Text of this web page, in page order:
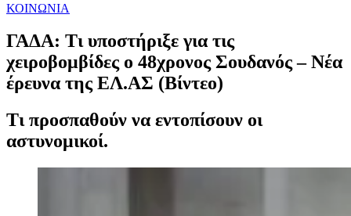
ΚΟΙΝΩΝΙΑ
ΓΑΔΑ: Τι υποστήριξε για τις
χειροβομβίδες ο 48χρονος Σουδανός – Νέα
έρευνα της ΕΛ.ΑΣ (Βίντεο)
Τι προσπαθούν να εντοπίσουν οι
αστυνομικοί.